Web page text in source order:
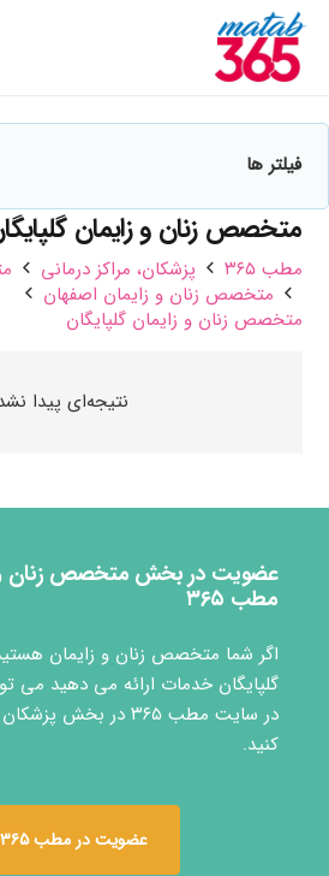
متخصص زنان و زایمان
مطب ۳۶۵ پزشکان،‌ مراکز درمانی
متخصص زنان و زایمان اصفهان
متخصص زنان و زایمان گلپایگان
نتیجه‌ای پیدا
فیلتر ها
عضویت در بخش متخصص زنان و
مطب ۳۶۵
اگر شما متخصص زنان و زایمان
گلپایگان خدمات ارائه می دهید می
در سایت مطب ۳۶۵ در
کنید.
عضویت در مطب ۳۶۵